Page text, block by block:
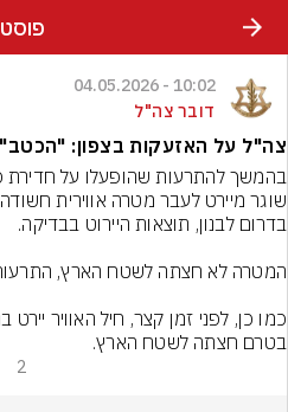
פוסט
10:02 - 04.05.2026
דובר צה"ל
צה"ל על האזעקות בצפון:
בטרם חצתה לשטח הארץ.
2